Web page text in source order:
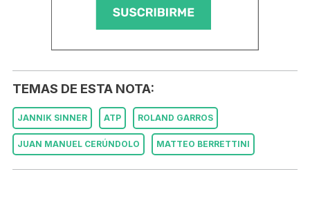
TEMAS DE ESTA NOTA:
JANNIK SINNER ATP ROLAND GARROS
JUAN MANUEL CERÚNDOLO MATTEO BERRETTINI